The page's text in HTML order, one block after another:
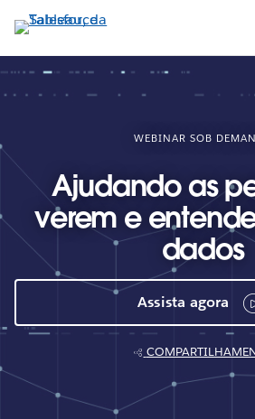
Pular
para
o
conteúdo
principal
WEBINAR SOB
Ajudando as
verem e
dados
Assista agora